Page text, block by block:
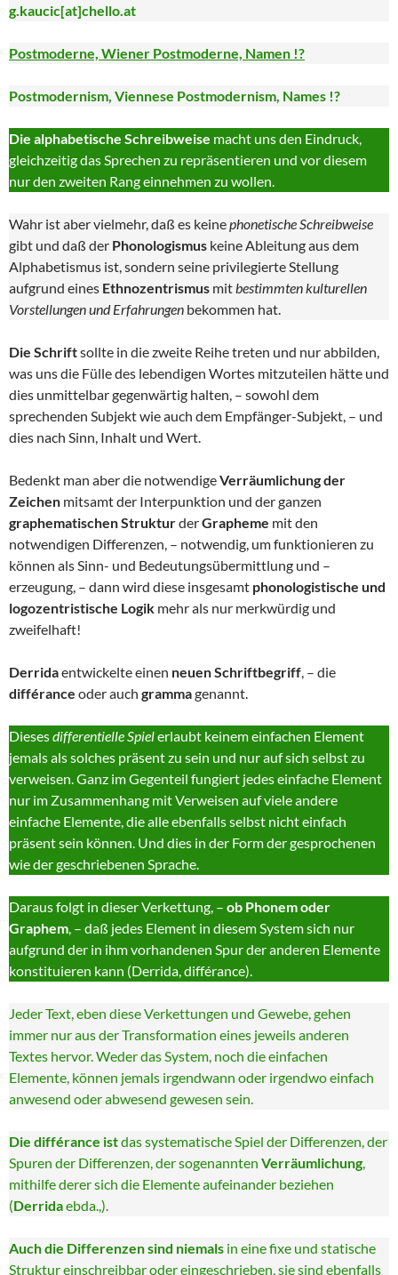
g.kaucic[at]chello.at
Postmoderne, Wiener Postmoderne, Namen !?
Postmodernism, Viennese Postmodernism, Names !?
Die alphabetische Schreibweise macht uns den Eindruck,
gleichzeitig das Sprechen zu repräsentieren und vor diesem
nur den zweiten Rang einnehmen zu wollen.
Wahr ist aber vielmehr, daß es keinephonetische Schreibweise
gibt und daß der Phonologismus keine Ableitung aus dem
Alphabetismus ist, sondern seine privilegierte Stellung
aufgrund eines Ethnozentrismus mitbestimmten kulturellen
Vorstellungen und Erfahrungen bekommen hat.
Die Schriftsollte in die zweite Reihe treten und nur abbilden,
was uns die Fülle des lebendigen Wortes mitzuteilen hätte und
dies unmittelbar gegenwärtig halten, – sowohl dem
sprechenden Subjekt wie auch dem Empfänger-Subjekt, – und
dies nach Sinn, Inhalt und Wert.
Bedenkt man aber die notwendigeVerräumlichung der
Zeichen mitsamt der Interpunktion und der ganzen
graphematischen StrukturderGrapheme mit den
notwendigen Differenzen, – notwendig, um funktionieren zu
können als Sinn- und Bedeutungsübermittlung und –
erzeugung, – dann wird diese insgesamt phonologistische und
logozentristische Logik mehr als nur merkwürdig und
zweifelhaft!
Derridaentwickelte einen neuen Schriftbegriff, – die
différance oder auch grammagenannt.
Diesesdifferentielle Spielerlaubt keinem einfachen Element
jemals als solches präsent zu sein und nur auf sich selbst zu
verweisen. Ganz im Gegenteil fungiert jedes einfache Element
nur im Zusammenhang mit Verweisen auf viele andere
einfache Elemente, die alle ebenfalls selbst nicht einfach
präsent sein können. Und dies in der Form der gesprochenen
wie der geschriebenen Sprache.
Daraus folgt in dieser Verkettung, – ob Phonem oder
Graphem, – daß jedes Element in diesem System sich nur
aufgrund der in ihm vorhandenen Spur der anderen Elemente
konstituieren kann (Derrida, différance).
Jeder Text, eben diese Verkettungen und Gewebe, gehen
immer nur aus der Transformation eines jeweils anderen
Textes hervor. Weder das System, noch die einfachen
Elemente, können jemals irgendwann oder irgendwo einfach
anwesend oder abwesend gewesen sein.
Die différance istdas systematische Spiel der Differenzen, der
Spuren der Differenzen, der sogenannten Verräumlichung,
mithilfe derer sich die Elemente aufeinander beziehen
(Derridaebda.,).
Auch die Differenzen sind niemals in eine fixe und statische
Struktur einschreibbar oder eingeschrieben, sie sind ebenfalls